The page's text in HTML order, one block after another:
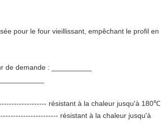
pour le four vieillissant, empêchant le profil en
demande : __________
résistant à la chaleur jusqu'à 180℃
résistant à la chaleur jusqu'à